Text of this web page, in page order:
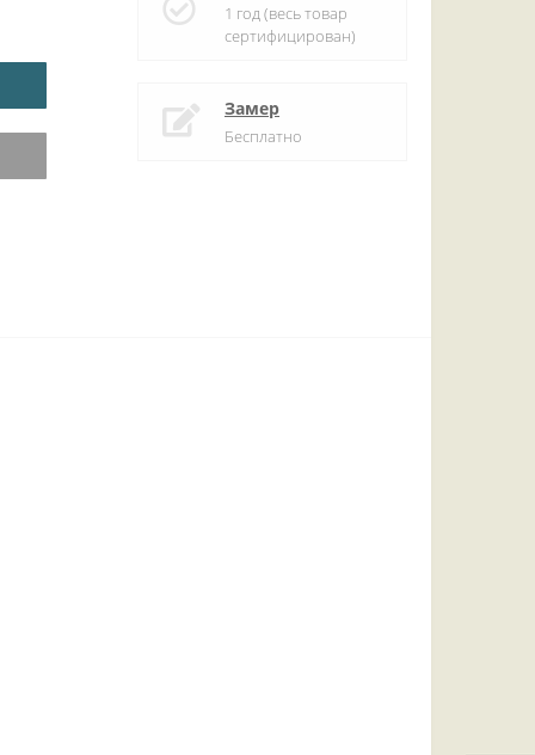
1 год (весь товар
сертифицирован)
Замер
Бесплатно